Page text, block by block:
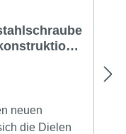
neuen
die Dielen